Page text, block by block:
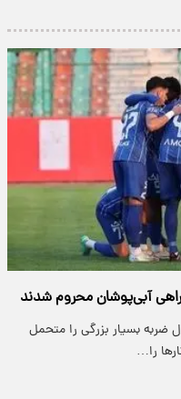
آبی‌پوشان محروم شدند
ضربه بسیار بزرگی را متحمل
را…